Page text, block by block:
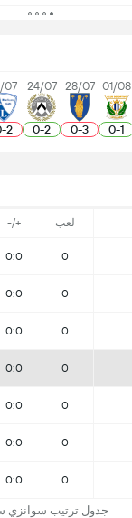
01/08
1
-
0
28/07
3
-
0
24/07
2
-
0
07
2
-
لعب +/-
0
0:0
0
0:0
0
0:0
0
0:0
0
0:0
0
0:0
0
0:0
جدول ترتيب سوانزي